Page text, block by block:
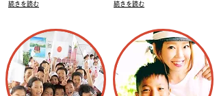
続きを読む 続きを読む